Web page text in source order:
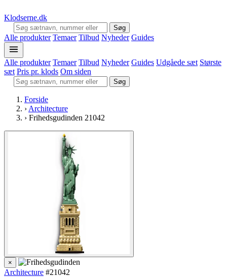
Klodserne.dk
Søg
Alle produkter Temaer Tilbud Nyheder Guides
Alle produkter Temaer Tilbud Nyheder Guides Udgåede sæt Største
sæt Pris pr. klods Om siden
Søg
Forside
› Architecture
› Frihedsgudinden 21042
×
Architecture #21042